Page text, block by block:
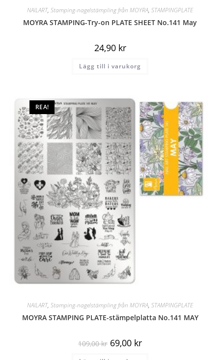
NAILART, Stamping-nagelstämpling från MOYRA, STAMPINGPLATE
MOYRA STAMPING-Try-on PLATE SHEET No.141 May
24,90 kr
Lägg till i varukorg
REA!
NAILART, Stamping-nagelstämpling från MOYRA, STAMPINGPLATE
MOYRA STAMPING PLATE-stämpelplatta No.141 MAY
109,00kr 69,00 kr